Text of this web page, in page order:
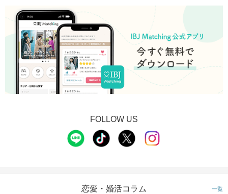
FOLLOW US
恋愛・婚活コラム 一覧